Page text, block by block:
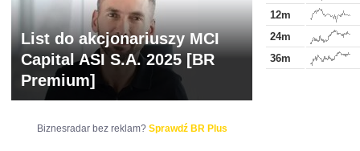
12m
24m
36m
List do akcjonariuszy MCI
Capital ASI S.A. 2025 [BR
Premium]
Biznesradar bez reklam? Sprawdź BR Plus